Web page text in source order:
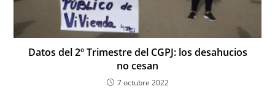
Datos del 2º Trimestre del CGPJ: los desahucios
no cesan
7 octubre 2022